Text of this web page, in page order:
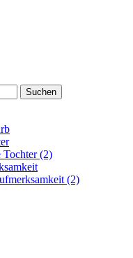
Tochter (2)
(2)